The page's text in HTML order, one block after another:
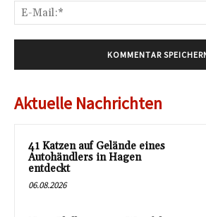
Aktuelle Nachrichten
41 Katzen auf Gelände eines
Autohändlers in Hagen
entdeckt
06.08.2026